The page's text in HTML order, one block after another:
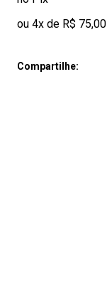
ou 4x de R$ 75,00
Compartilhe: